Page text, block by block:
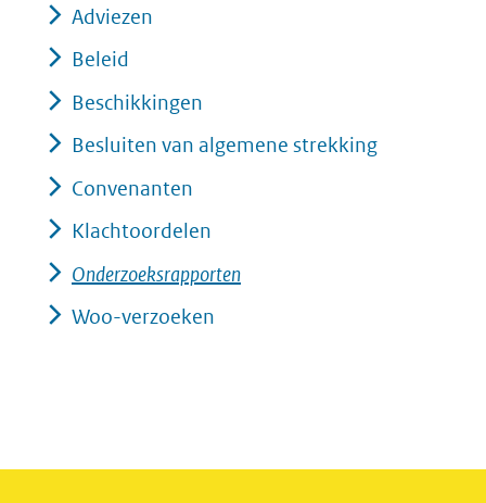
Adviezen
Beleid
Beschikkingen
Besluiten van algemene strekking
Convenanten
Klachtoordelen
Onderzoeksrapporten
Woo-verzoeken